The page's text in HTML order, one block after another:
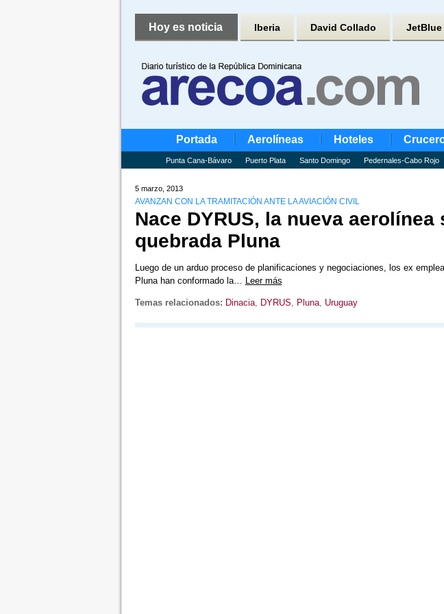
Hoy es noticia Iberia David Collado JetBlue
Portada Aerolíneas Hoteles
Punta Cana-Bávaro Puerto Plata Santo Domingo Pedernales-Cabo Rojo
5 marzo, 2013
AVANZAN CON LA TRAMITACIÓN ANTE LA AVIACIÓN CIVIL
Nace DYRUS, la nueva
quebrada Pluna
Luego de un arduo proceso de planificaciones y negociaciones, los ex
Pluna han conformado la… Leer más
Temas relacionados: Dinacia, DYRUS, Pluna, Uruguay